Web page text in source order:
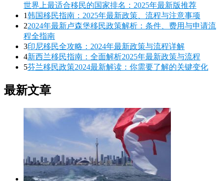
世界上最适合移民的国家排名：2025年最新版推荐
1韩国移民指南：2025年最新政策、流程与注意事项
22024年最新卢森堡移民政策解析：条件、费用与申请流
程全指南
3印尼移民全攻略：2024年最新政策与流程详解
4新西兰移民指南：全面解析2025年最新政策与流程
5芬兰移民政策2024最新解读：你需要了解的关键变化
最新文章